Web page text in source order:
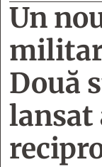
Un
Două
lansat